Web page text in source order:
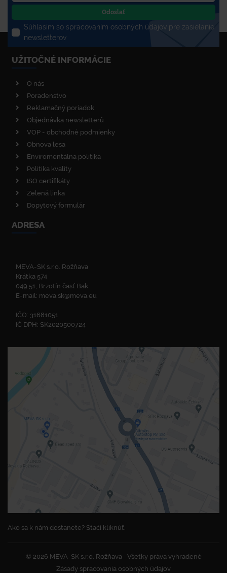
Odoslať
Súhlasím so spracovaním osobných údajov pre zasielanie
newsletterov
UŽITOČNÉ INFORMÁCIE
O nás
Poradenstvo
Reklamačný poriadok
Objednávka newsletterů
VOP - obchodné podmienky
Obnova lesa
Enviromentálna politika
Politika kvality
ISO certifikáty
Zelená linka
Dopytový formulár
ADRESA
MEVA-SK s.r.o. Rožňava
Krátka 574
049 51, Brzotín časť Bak
E-mail: meva.sk@meva.eu
IČO: 31681051
IČ DPH: SK2020500724
Ako sa k nám dostanete? Stačí kliknúť.
© 2026 MEVA-SK s.r.o. Rožňava
Všetky práva vyhradené
Zásady spracovania osobných údajov